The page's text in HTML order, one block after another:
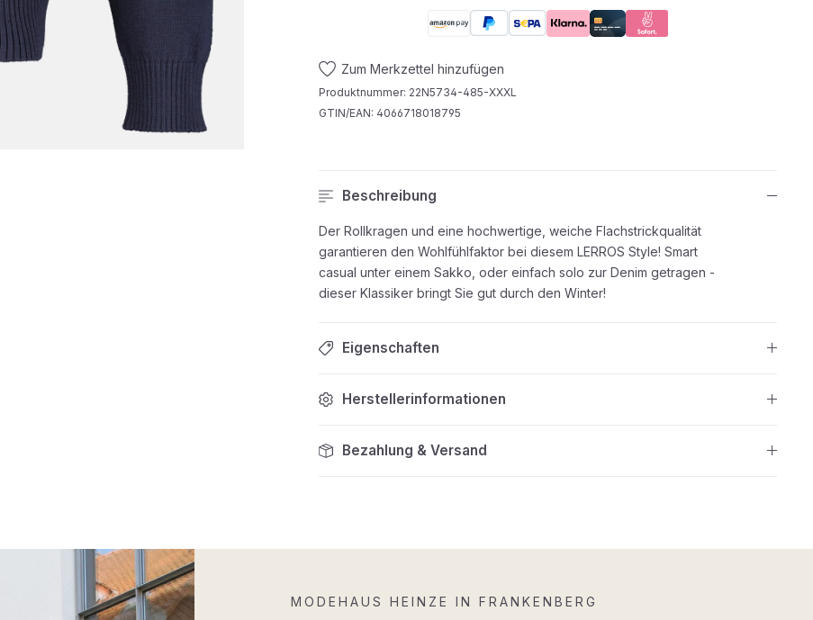
Zum Merkzettel hinzufügen
Produktnummer: 22N5734-485-XXXL
GTIN/EAN: 4066718018795
Beschreibung
Der Rollkragen und eine hochwertige, weiche Flachstrickqualität
garantieren den Wohlfühlfaktor bei diesem LERROS Style! Smart
casual unter einem Sakko, oder einfach solo zur Denim getragen -
dieser Klassiker bringt Sie gut durch den Winter!
Eigenschaften
Herstellerinformationen
Bezahlung & Versand
MODEHAUS HEINZE IN FRANKENBERG